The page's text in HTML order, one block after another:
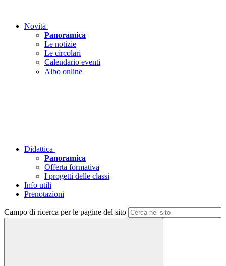
Novità
Panoramica
Le notizie
Le circolari
Calendario eventi
Albo online
Didattica
Panoramica
Offerta formativa
I progetti delle classi
Info utili
Prenotazioni
Campo di ricerca per le pagine del sito